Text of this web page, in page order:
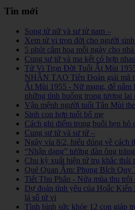
Tin mới
Song tử nữ và sư tử nam –
Xem tử vi trọn đời cho người
5 phút cắm hoa mỗi ngày cho
Cung sư tử và ma kết có hợp
Tử Vi Trọn Đời Tuổi Ất Mùi
NHÂN TẠO Tiên Đoán giải mã
Ất Mùi 1955 - Nữ mạng, để nắm
những tình huống trong tương lai
Vận mệnh người tuổi Tân Mùi
Sinh con hợp tuổi bố mẹ
Cách ghi điểm trong buổi hẹn hò
Cung sư tử và sư tử –
Ngày vía 8/2, hiểu đúng về cách
“Nhận dạng” tướng đàn ông
Chu kỳ xuất hiện tứ trụ khắc thái
Quẻ Quan Âm: Phụng Bích Quy
Tiết Thu Phân - Nửa mùa thu trôi
Dự đoán tình yêu của Hoắc
lá số tử vi
Tình hình sức khỏe 12 con giáp